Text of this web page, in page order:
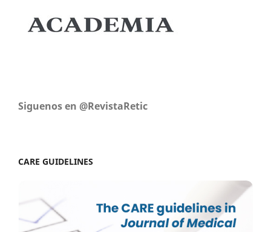
Siguenos en @RevistaRetic
CARE GUIDELINES